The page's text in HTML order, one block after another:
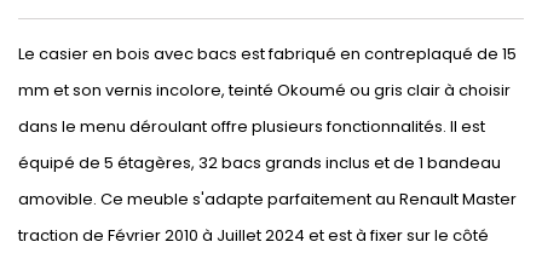
Le casier en bois avec bacs est fabriqué en contreplaqué de 15
mm et son vernis incolore, teinté Okoumé ou gris clair à choisir
dans le menu déroulant offre plusieurs fonctionnalités. Il est
équipé de 5 étagères, 32 bacs grands inclus et de 1 bandeau
amovible. Ce meuble s'adapte parfaitement au Renault Master
traction de Février 2010 à Juillet 2024 et est à fixer sur le côté